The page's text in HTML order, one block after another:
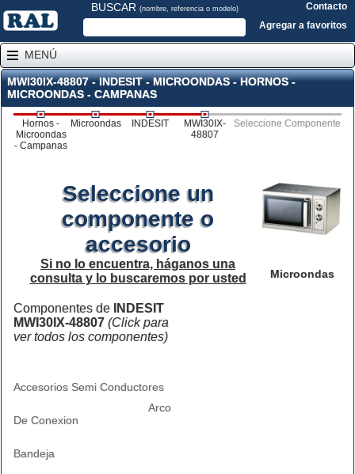
BUSCAR (nombre, referencia o modelo)
Contacto
Agregar a favoritos
MENÚ
MWI30IX-48807 - INDESIT - MICROONDAS - HORNOS -
MICROONDAS - CAMPANAS
Hornos -
Microondas
- Campanas
Microondas INDESIT
MWI30IX-
48807
Seleccione Componente
Microondas
Seleccione un
componente o
accesorio
Si no lo encuentra, háganos una
consulta y lo buscaremos por usted
Componentes de
INDESIT
MWI30IX-48807 (Click para
ver todos los componentes)
Accesorios Semi Conductores
Arco
De Conexion
Bandeja